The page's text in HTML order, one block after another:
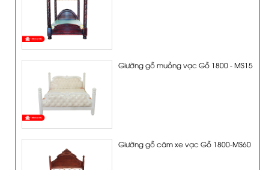
Giường gỗ muồng vạc Gỗ 1800 - MS15
Giường gỗ căm xe vạc Gỗ 1800-MS60